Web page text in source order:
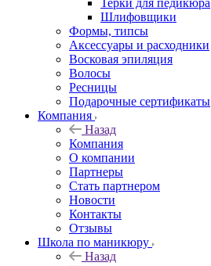
Терки для педикюра
Шлифовщики
Формы, типсы
Аксессуары и расходники
Восковая эпиляция
Волосы
Ресницы
Подарочные сертификаты
Компания
Назад
Компания
О компании
Партнеры
Стать партнером
Новости
Контакты
Отзывы
Школа по маникюру
Назад